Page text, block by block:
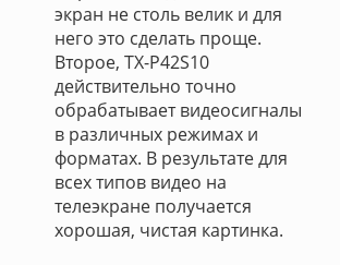
экран не столь велик и для
него это cделать проще.
Второе, TX-P42S10
действительно точно
обрабатывает видеосигналы
в различных режимах и
форматах. В результате для
всех типов видео на
телеэкране получается
хорошая, чистая картинка.